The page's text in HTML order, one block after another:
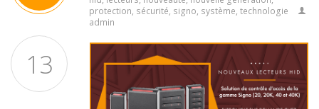
13
protection, sécurité, signo, système, technologie
admin